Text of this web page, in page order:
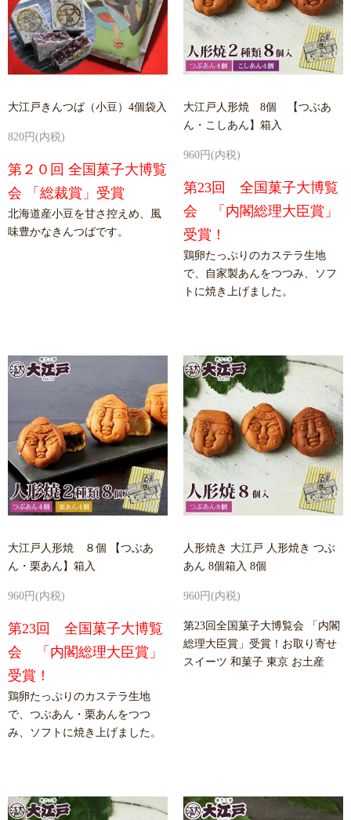
大江戸きんつば（小豆）4個袋入
820円(内税)
第２０回 全国菓子大博覧
会 「総裁賞」受賞
北海道産小豆を甘さ控えめ、風
味豊かなきんつばです。
大江戸人形焼 8個 【つぶあ
ん・こしあん】箱入
960円(内税)
第23回 全国菓子大博覧
会 「内閣総理大臣賞」
受賞！
鶏卵たっぷりのカステラ生地
で、自家製あんをつつみ、ソフ
トに焼き上げました。
大江戸人形焼 ８個 【つぶあ
ん・栗あん】箱入
960円(内税)
第23回 全国菓子大博覧
会 「内閣総理大臣賞」
受賞！
鶏卵たっぷりのカステラ生地
で、つぶあん・栗あんをつつ
み、ソフトに焼き上げました。
人形焼き 大江戸 人形焼き つぶ
あん 8個箱入 8個
960円(内税)
第23回全国菓子大博覧会 「内閣
総理大臣賞」受賞！お取り寄せ
スイーツ 和菓子 東京 お土産